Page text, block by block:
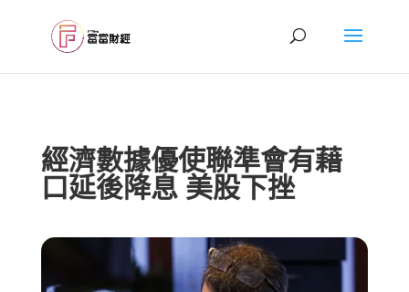
經濟數據優使聯準會有藉
口延後降息 美股下挫